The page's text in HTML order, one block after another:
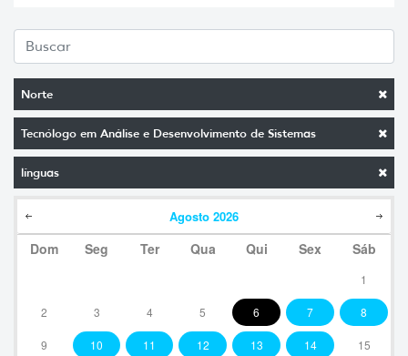
Norte
Tecnólogo em Análise e Desenvolvimento de Sistemas
línguas
Agosto 2026
Dom Seg Ter Qua Qui Sex Sáb
1
2 3 4 5 6 7 8
9 10 11 12 13 14 15